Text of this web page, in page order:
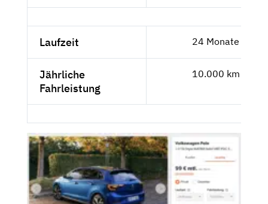
Laufzeit 24 Monate
Jährliche
Fahrleistung
10.000 km